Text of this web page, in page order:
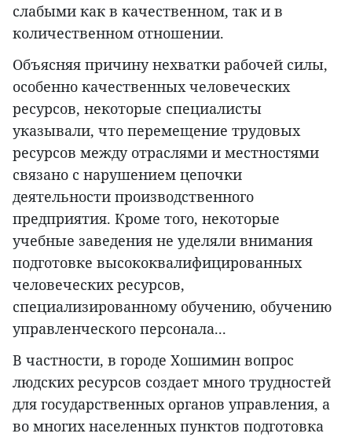
слабыми как в качественном, так и в
количественном отношении.
Объясняя причину нехватки рабочей силы,
особенно качественных человеческих
ресурсов, некоторые специалисты
указывали, что перемещение трудовых
ресурсов между отраслями и местностями
связано с нарушением цепочки
деятельности производственного
предприятия. Кроме того, некоторые
учебные заведения не уделяли внимания
подготовке высококвалифицированных
человеческих ресурсов,
специализированному обучению, обучению
управленческого персонала...
В частности, в городе Хошимин вопрос
людских ресурсов создает много трудностей
для государственных органов управления, а
во многих населенных пунктов подготовка